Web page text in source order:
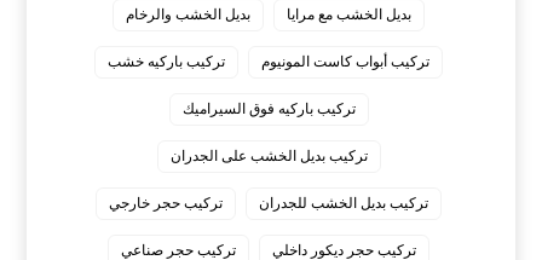
بديل الخشب مع مرايا بديل الخشب والرخام
تركيب أبواب كاست المونيوم تركيب باركيه خشب
تركيب باركيه فوق السيراميك
تركيب بديل الخشب على الجدران
تركيب بديل الخشب للجدران تركيب حجر خارجي
تركيب حجر ديكور داخلي تركيب حجر صناعي